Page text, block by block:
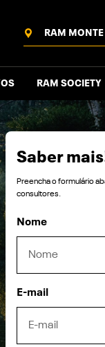
RAM
RAM SOCIETY
Saber
Preencha o formulário
consultores.
Nome
E-mail